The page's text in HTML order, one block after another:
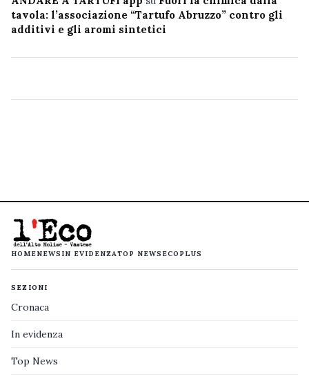
tavola: l’associazione “Tartufo Abruzzo” contro gli
additivi e gli aromi sintetici
HOMENEWS IN EVIDENZATOP NEWS ECOPLUS
SEZIONI
Cronaca
In evidenza
Top News